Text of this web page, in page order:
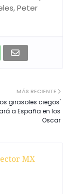
Peter
MÁS RECIENTE
girasoles ciegos'
a España en los
Oscar
MX